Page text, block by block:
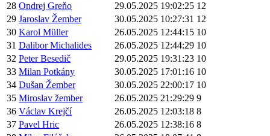
28 Ondrej Greňo 29.05.2025 19:02:25 12
29 Jaroslav Žember 30.05.2025 10:27:31 12
30 Karol Müller 26.05.2025 12:44:15 10
31 Dalibor Michalides 26.05.2025 12:44:29 10
32 Peter Besedič 29.05.2025 19:31:23 10
33 Milan Potkány 30.05.2025 17:01:16 10
34 Dušan Žember 30.05.2025 22:00:17 10
35 Miroslav žember 26.05.2025 21:29:29 9
36 Václav Krejčí 26.05.2025 12:03:18 8
37 Pavel Hric 26.05.2025 12:38:16 8